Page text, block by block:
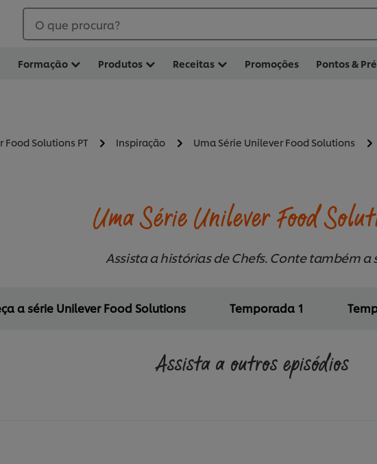
O que procura?
Formação Produtos Receitas Promoções Pontos &
Food Solutions PT Inspiração Uma Série Unilever Food Solutions
Uma Série Unilever Food
Assista a histórias de Chefs. Conte também a
a série Unilever Food Solutions Temporada 1
Assista a outros episódios